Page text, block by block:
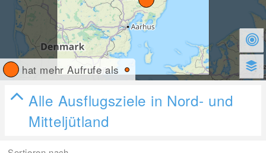
hat mehr Aufrufe als
Alle Ausflugsziele in Nord- und
Mitteljütland